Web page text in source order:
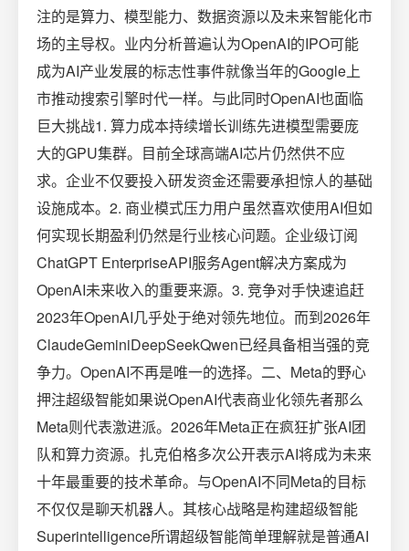
注的是算力、模型能力、数据资源以及未来智能化市
场的主导权。业内分析普遍认为OpenAI的IPO可能
成为AI产业发展的标志性事件就像当年的Google上
市推动搜索引擎时代一样。与此同时OpenAI也面临
巨大挑战1. 算力成本持续增长训练先进模型需要庞
大的GPU集群。目前全球高端AI芯片仍然供不应
求。企业不仅要投入研发资金还需要承担惊人的基础
设施成本。2. 商业模式压力用户虽然喜欢使用AI但如
何实现长期盈利仍然是行业核心问题。企业级订阅
ChatGPT EnterpriseAPI服务Agent解决方案成为
OpenAI未来收入的重要来源。3. 竞争对手快速追赶
2023年OpenAI几乎处于绝对领先地位。而到2026年
ClaudeGeminiDeepSeekQwen已经具备相当强的竞
争力。OpenAI不再是唯一的选择。二、Meta的野心
押注超级智能如果说OpenAI代表商业化领先者那么
Meta则代表激进派。2026年Meta正在疯狂扩张AI团
队和算力资源。扎克伯格多次公开表示AI将成为未来
十年最重要的技术革命。与OpenAI不同Meta的目标
不仅仅是聊天机器人。其核心战略是构建超级智能
Superintelligence所谓超级智能简单理解就是普通AI